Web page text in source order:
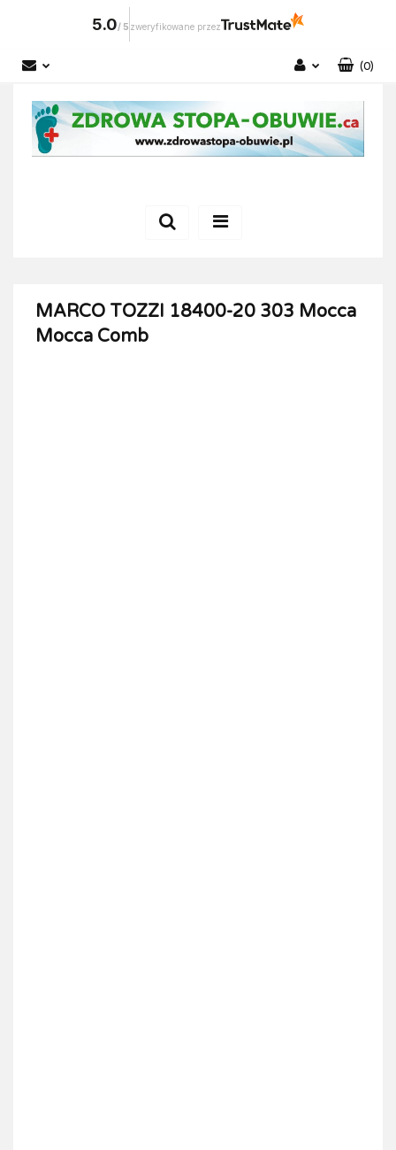
5.0/ 5 zweryfikowane przez
Zarejestruj się
Dodaj zgłoszenie
(0)
MARCO TOZZI 18400-20 303 Mocca
Mocca Comb